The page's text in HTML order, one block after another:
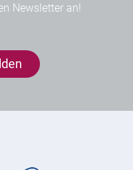
Newsletter an!